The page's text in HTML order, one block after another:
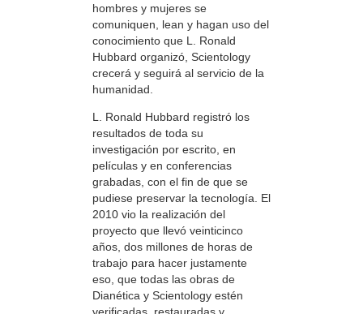
hombres y mujeres se
comuniquen, lean y hagan uso del
conocimiento que L. Ronald
Hubbard organizó, Scientology
crecerá y seguirá al servicio de la
humanidad.
L. Ronald Hubbard registró los
resultados de toda su
investigación por escrito, en
películas y en conferencias
grabadas, con el fin de que se
pudiese preservar la tecnología. El
2010 vio la realización del
proyecto que llevó veinticinco
años, dos millones de horas de
trabajo para hacer justamente
eso, que todas las obras de
Dianética y Scientology estén